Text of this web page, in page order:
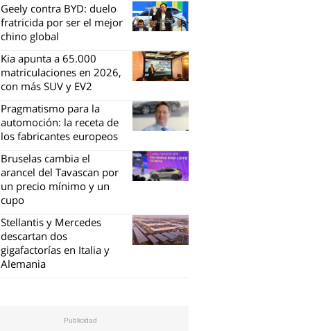
Geely contra BYD: duelo
fratricida por ser el mejor
chino global
Kia apunta a 65.000
matriculaciones en 2026,
con más SUV y EV2
Pragmatismo para la
automoción: la receta de
los fabricantes europeos
Bruselas cambia el
arancel del Tavascan por
un precio mínimo y un
cupo
Stellantis y Mercedes
descartan dos
gigafactorías en Italia y
Alemania